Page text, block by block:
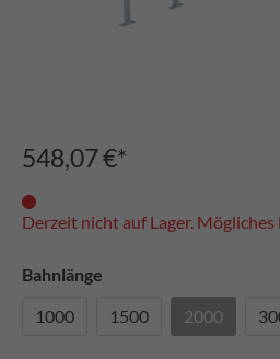
548,07 €*
Derzeit nicht auf Lager.
Bahnlänge
1000
1500 2000